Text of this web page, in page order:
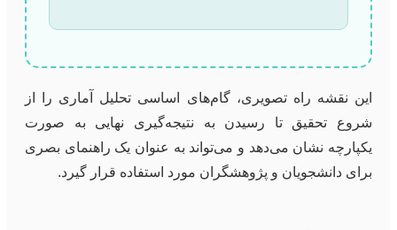
این نقشه راه تصویری، گام‌های اساسی تحلیل آماری را از
شروع تحقیق تا رسیدن به نتیجه‌گیری نهایی به صورت
یکپارچه نشان می‌دهد و می‌تواند به عنوان یک راهنمای بصری
برای دانشجویان و پژوهشگران مورد استفاده قرار گیرد.